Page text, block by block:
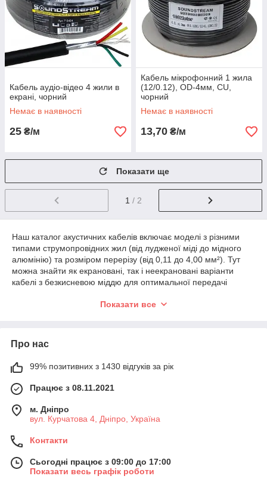
Кабель аудіо-відео 4 жили в
екрані, чорний
Немає в наявності
25 ₴/м
Кабель мікрофонний 1 жила
(12/0.12), OD-4мм, CU,
чорний
Немає в наявності
13,70 ₴/м
Показати ще
1 / 2
Наш каталог акустичних кабелів включає моделі з різними
типами струмопровідних жил (від лудженої міді до мідного
алюмінію) та розміром перерізу (від 0,11 до 4,00 мм²). Тут
можна знайти як екрановані, так і неекрановані варіанти
кабелі з безкисневою міддю для оптимальної передачі
Тут можна придбати акустичний кабель для передачі
радіоаматорів, майстрів, торгових компаній та виробництва.
виробників і укладає прямі контракти з логістичними
для колонок та іншу продукцію.
Показати все
Про нас
99% позитивних з 1430 відгуків за рік
Працює з 08.11.2021
м. Дніпро
вул. Курчатова 4, Дніпро, Україна
Контакти
Сьогодні працює з 09:00 до 17:00
Показати весь графік роботи